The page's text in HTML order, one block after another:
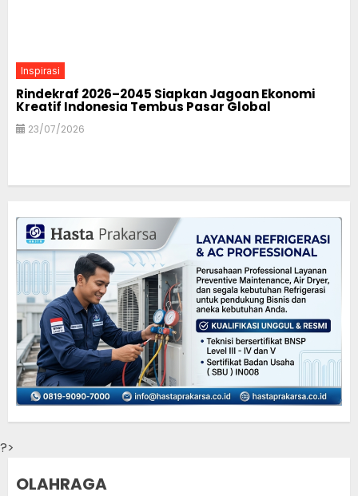
Inspirasi
Rindekraf 2026–2045 Siapkan Jagoan Ekonomi
Kreatif Indonesia Tembus Pasar Global
23/07/2026
?>
OLAHRAGA